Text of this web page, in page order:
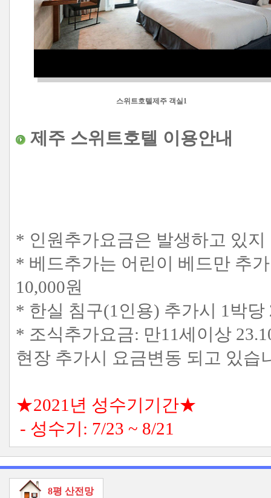
스위트호텔제주 객실1
제주 스위트호텔 이용안내
* 인원추가요금은 발생하고 있지
* 베드추가는 어린이 베드만 추
10,000원
* 한실 침구(1인용) 추가시 1박
* 조식추가요금: 만11세이상
현장 추가시 요금변동 되고 있습
★2021년 성수기기간★
- 성수기: 7/23 ~ 8/21
8평 산전망